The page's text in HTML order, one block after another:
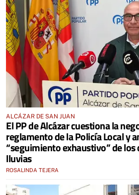
ALCÁZAR DE SAN JUAN
El PP de Alcázar cuestiona la
reglamento de la Policía Local y
“seguimiento exhaustivo” de los
lluvias
ROSALINDA TEJERA